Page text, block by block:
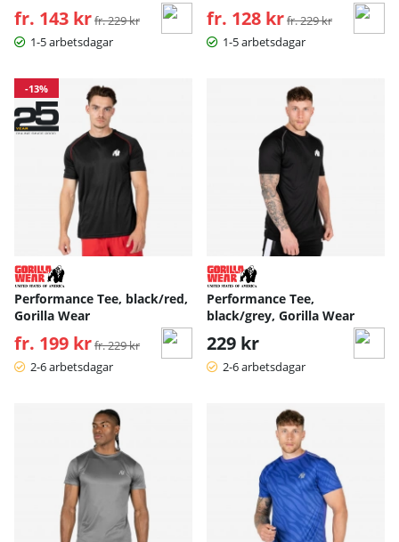
fr. 143 kr Ordinarie pris:
fr. 229 kr
1-5 arbetsdagar
fr. 128 kr Ordinarie pris:
fr. 229 kr
1-5 arbetsdagar
-13%
Performance Tee, black/red,
Gorilla Wear
fr. 199 kr Ordinarie pris:
fr. 229 kr
2-6 arbetsdagar
Performance Tee,
black/grey, Gorilla Wear
229 kr
2-6 arbetsdagar